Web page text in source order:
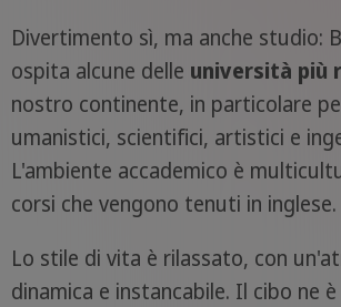
Divertimento sì, ma anche studio:
ospita alcune delle università più
nostro continente, in particolare
umanistici, scientifici, artistici e
L'ambiente accademico è
corsi che vengono tenuti in inglese.
Lo stile di vita è rilassato, con
dinamica e instancabile. Il cibo ne